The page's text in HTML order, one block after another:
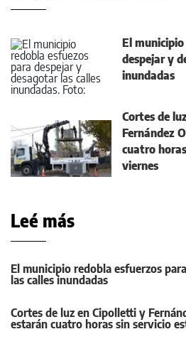
El
despejar y
inundadas
Cortes de
Fernández
cuatro
viernes
Leé más
El municipio redobla esfuerzos
las calles inundadas
Cortes de luz en Cipolletti y
estarán cuatro horas sin servicio